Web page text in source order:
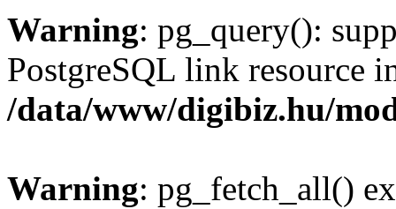
Warning: pg_query():
PostgreSQL link resource
/data/www/digibiz.hu/
Warning: pg_fetch_all()